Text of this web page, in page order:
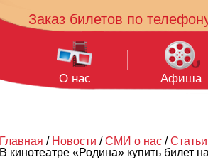
Заказ билетов по
О нас Афиша
Главная / Новости / СМИ о нас / Статьи
В кинотеатре «Родина» купить билет